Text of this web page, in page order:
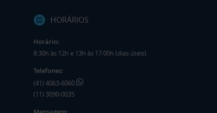
HORÁRIOS
Horário:
8:30h às 12h e 13h às 17:00h (dias úteis).
Telefones:
(41) 4063-6060
(11) 3090-0035